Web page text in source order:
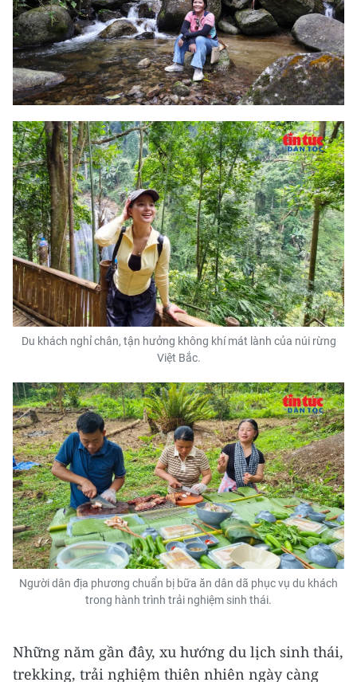
Du khách nghỉ chân, tận hưởng không khí mát lành của núi rừng
Việt Bắc.
Người dân địa phương chuẩn bị bữa ăn dân dã phục vụ du khách
trong hành trình trải nghiệm sinh thái.
Những năm gần đây, xu hướng du lịch sinh thái,
trekking, trải nghiệm thiên nhiên ngày càng